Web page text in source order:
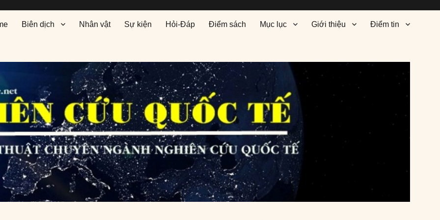
Biên dịch Nhân vật Sự kiện Hỏi-Đáp Điểm sách Mục lục Giới thiệu Điểm tin